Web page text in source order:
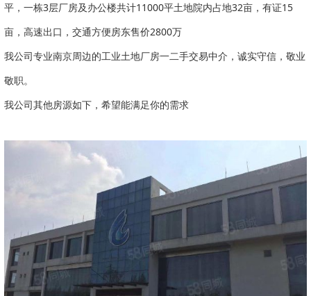
平，一栋3层厂房及办公楼共计11000平土地院内占地32亩，有证15
亩，高速出口，交通方便房东售价2800万
我公司专业南京周边的工业土地厂房一二手交易中介，诚实守信，敬业
敬职。
我公司其他房源如下，希望能满足你的需求